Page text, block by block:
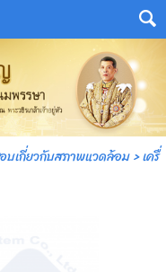
บเกี่ยวกับสภาพแวดล้อม>เครื่